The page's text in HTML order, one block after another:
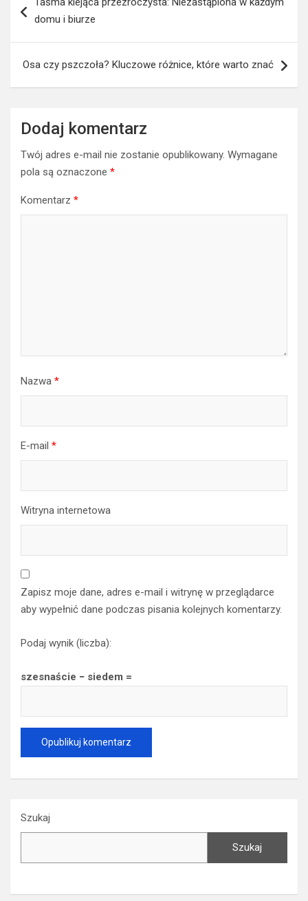
wpisu
domu i biurze
Osa czy pszczoła? Kluczowe różnice, które warto znać
Dodaj komentarz
Twój adres e-mail nie zostanie opublikowany. Wymagane
pola są oznaczone *
Komentarz *
Nazwa *
E-mail *
Witryna internetowa
Zapisz moje dane, adres e-mail i witrynę w przeglądarce
aby wypełnić dane podczas pisania kolejnych komentarzy.
Podaj wynik (liczba):
szesnaście − siedem =
Szukaj
Szukaj